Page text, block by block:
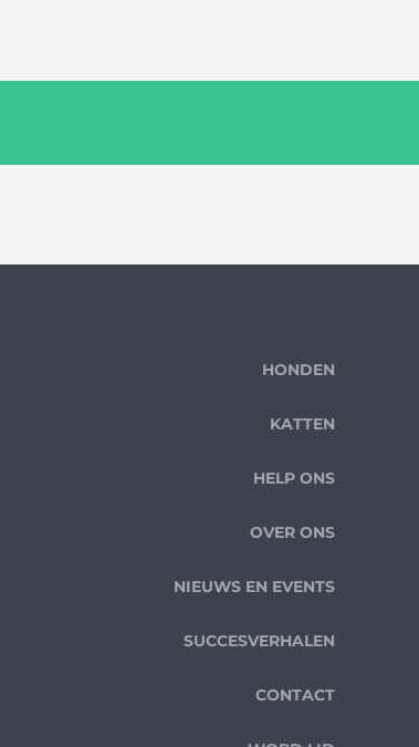
HONDEN
KATTEN
HELP ONS
OVER ONS
NIEUWS EN EVENTS
SUCCESVERHALEN
CONTACT